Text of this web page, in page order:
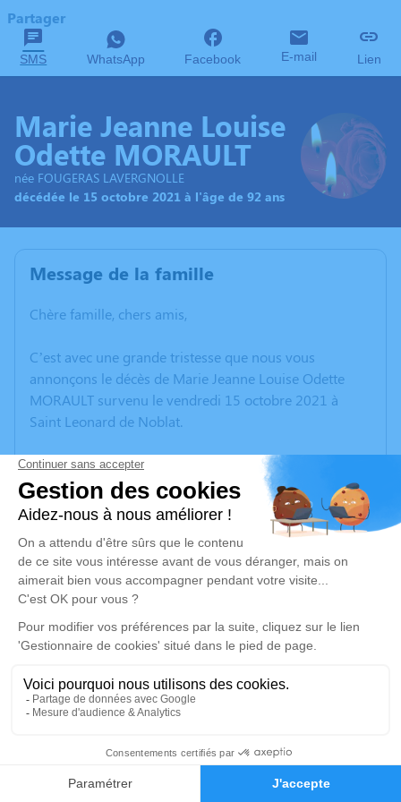
Faire-part Hommages
Partager
SMS WhatsApp Facebook E-mail Lien
Marie Jeanne Louise
Odette MORAULT
née FOUGERAS LAVERGNOLLE
décédée le 15 octobre 2021 à l'âge de 92 ans
Message de la famille
Chère famille, chers amis,
C’est avec une grande tristesse que nous vous
annonçons le décès de Marie Jeanne Louise Odette
MORAULT survenu le vendredi 15 octobre 2021 à
Saint Leonard de Noblat.
Nous vous invitons à utiliser cet espace pour laisser
vos condoléances, partager des photos souvenirs, une
anecdote ou exprimer vos pensées à travers des
poèmes ou des textes. Cet endroit est un lieu
d'expression dédié à honorer la mémoire de Marie
Jeanne Louise Odette MORAULT.
disponible ici .
Je rends hommage
mardi 19 octobre 2021 à 14h30
Collégiale de Saint-Léonard-de-Noblat